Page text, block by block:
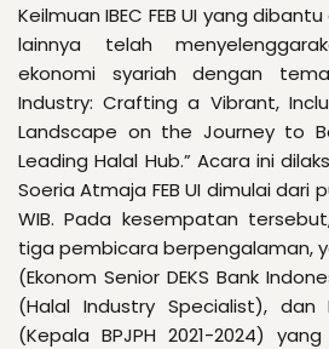
Keilmuan IBEC FEB UI yang
lainnya telah
ekonomi syariah dengan
Industry: Crafting a Vibrant,
Landscape on the Journey to
Leading Halal Hub.” Acara ini
Soeria Atmaja FEB UI dimulai dari
WIB. Pada kesempatan
tiga pembicara berpengalaman,
(Ekonom Senior DEKS Bank
(Halal Industry Specialist), dan
(Kepala BPJPH 2021-2024)